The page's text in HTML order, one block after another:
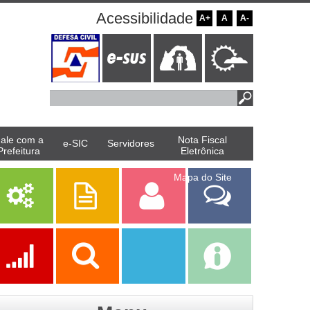
Acessibilidade A+ A A-
com a
e-SIC Servidores
Nota Fiscal
Eletrônica
Mapa do Site
Serviços Publicações Servidor
Fale Com a
Prefeitura